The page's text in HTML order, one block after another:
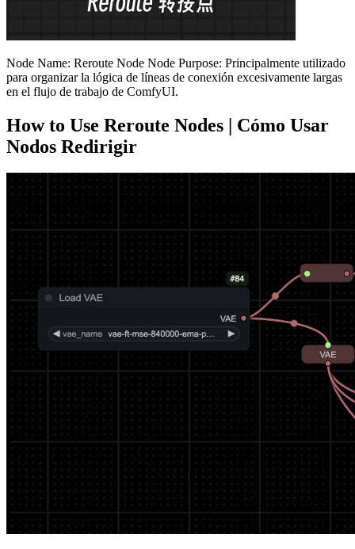
Node Name: Reroute Node Node Purpose: Principalmente utilizado
para organizar la lógica de líneas de conexión excesivamente largas
en el flujo de trabajo de ComfyUI.
How to Use Reroute Nodes | Cómo Usar
Nodos Redirigir